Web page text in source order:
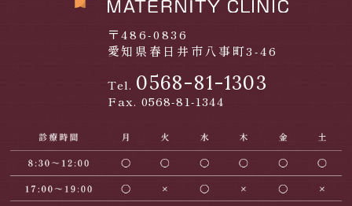
〒486-0836
愛知県春日井市八事町3-46
Tel. 0568-81-1303
Fax. 0568-81-1344